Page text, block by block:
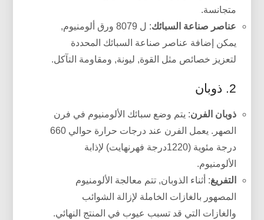
متجانسة.
عناصر صناعة السبائك
: ل 8079 ورق ألومنيوم,
يمكن إضافة عناصر صناعة السبائك المحددة
لتعزيز خصائص مثل القوة, ليونة, ومقاومة التآكل.
2. ذوبان
ذوبان الفرن: يتم وضع سبائك الألومنيوم في فرن
الصهر. يعمل الفرن عند درجات حرارة حوالي 660
درجة مئوية (1220درجة فهرنهايت) لإذابة
الألومنيوم.
التفريغ: أثناء الذوبان, تتم معالجة الألومنيوم
المصهور بالغازات الخاملة لإزالة الشوائب
والغازات التي قد تسبب عيوب في المنتج النهائي.